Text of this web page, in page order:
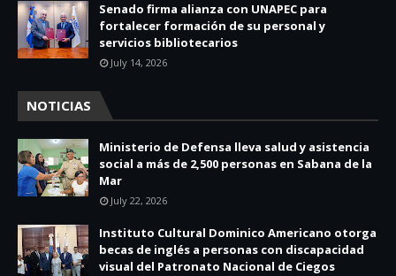
Senado firma alianza con UNAPEC para
fortalecer formación de su personal y
servicios bibliotecarios
July 14, 2026
NOTICIAS
Ministerio de Defensa lleva salud y asistencia
social a más de 2,500 personas en Sabana de la
Mar
July 22, 2026
Instituto Cultural Dominico Americano otorga
becas de inglés a personas con discapacidad
visual del Patronato Nacional de Ciegos